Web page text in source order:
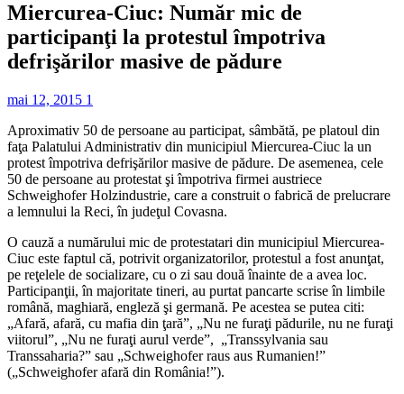
Miercurea-Ciuc: Număr mic de
participanţi la protestul împotriva
defrişărilor masive de pădure
mai 12, 2015 1
Aproximativ 50 de persoane au participat, sâmbătă, pe platoul din
faţa Palatului Administrativ din municipiul Miercurea-Ciuc la un
protest împotriva defrişărilor masive de pădure. De asemenea, cele
50 de persoane au protestat şi împotriva firmei austriece
Schweighofer Holzindustrie, care a construit o fabrică de prelucrare
a lemnului la Reci, în judeţul Covasna.
O cauză a numărului mic de protestatari din municipiul Miercurea-
Ciuc este faptul că, potrivit organizatorilor, protestul a fost anunţat,
pe reţelele de socializare, cu o zi sau două înainte de a avea loc.
Participanţii, în majoritate tineri, au purtat pancarte scrise în limbile
română, maghiară, engleză şi germană. Pe acestea se putea citi:
„Afară, afară, cu mafia din ţară”, „Nu ne furaţi pădurile, nu ne furaţi
viitorul”, „Nu ne furaţi aurul verde”, „Transsylvania sau
Transsaharia?” sau „Schweighofer raus aus Rumanien!”
(„Schweighofer afară din România!”).